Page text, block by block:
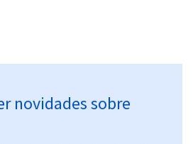
de Educação Física da 22ª Região -
271,84à vista
novidades sobre